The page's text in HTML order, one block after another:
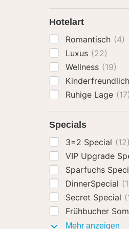
Hotelart
Romantisch (4)
Luxus (22)
Wellness (19)
Kinderfreundlich
Ruhige Lage (17)
Specials
3=2 Special (12)
VIP Upgrade
Sparfuchs
DinnerSpecial
Secret Special
Frühbucher
Mehr anzeigen